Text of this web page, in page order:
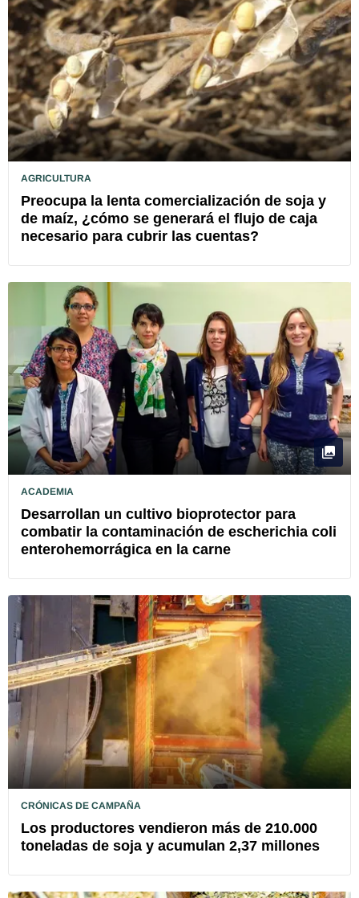
AGRICULTURA
Preocupa la lenta comercialización de soja y
de maíz, ¿cómo se generará el flujo de caja
necesario para cubrir las cuentas?
ACADEMIA
Desarrollan un cultivo bioprotector para
combatir la contaminación de escherichia coli
enterohemorrágica en la carne
CRÓNICAS DE CAMPAÑA
Los productores vendieron más de 210.000
toneladas de soja y acumulan 2,37 millones